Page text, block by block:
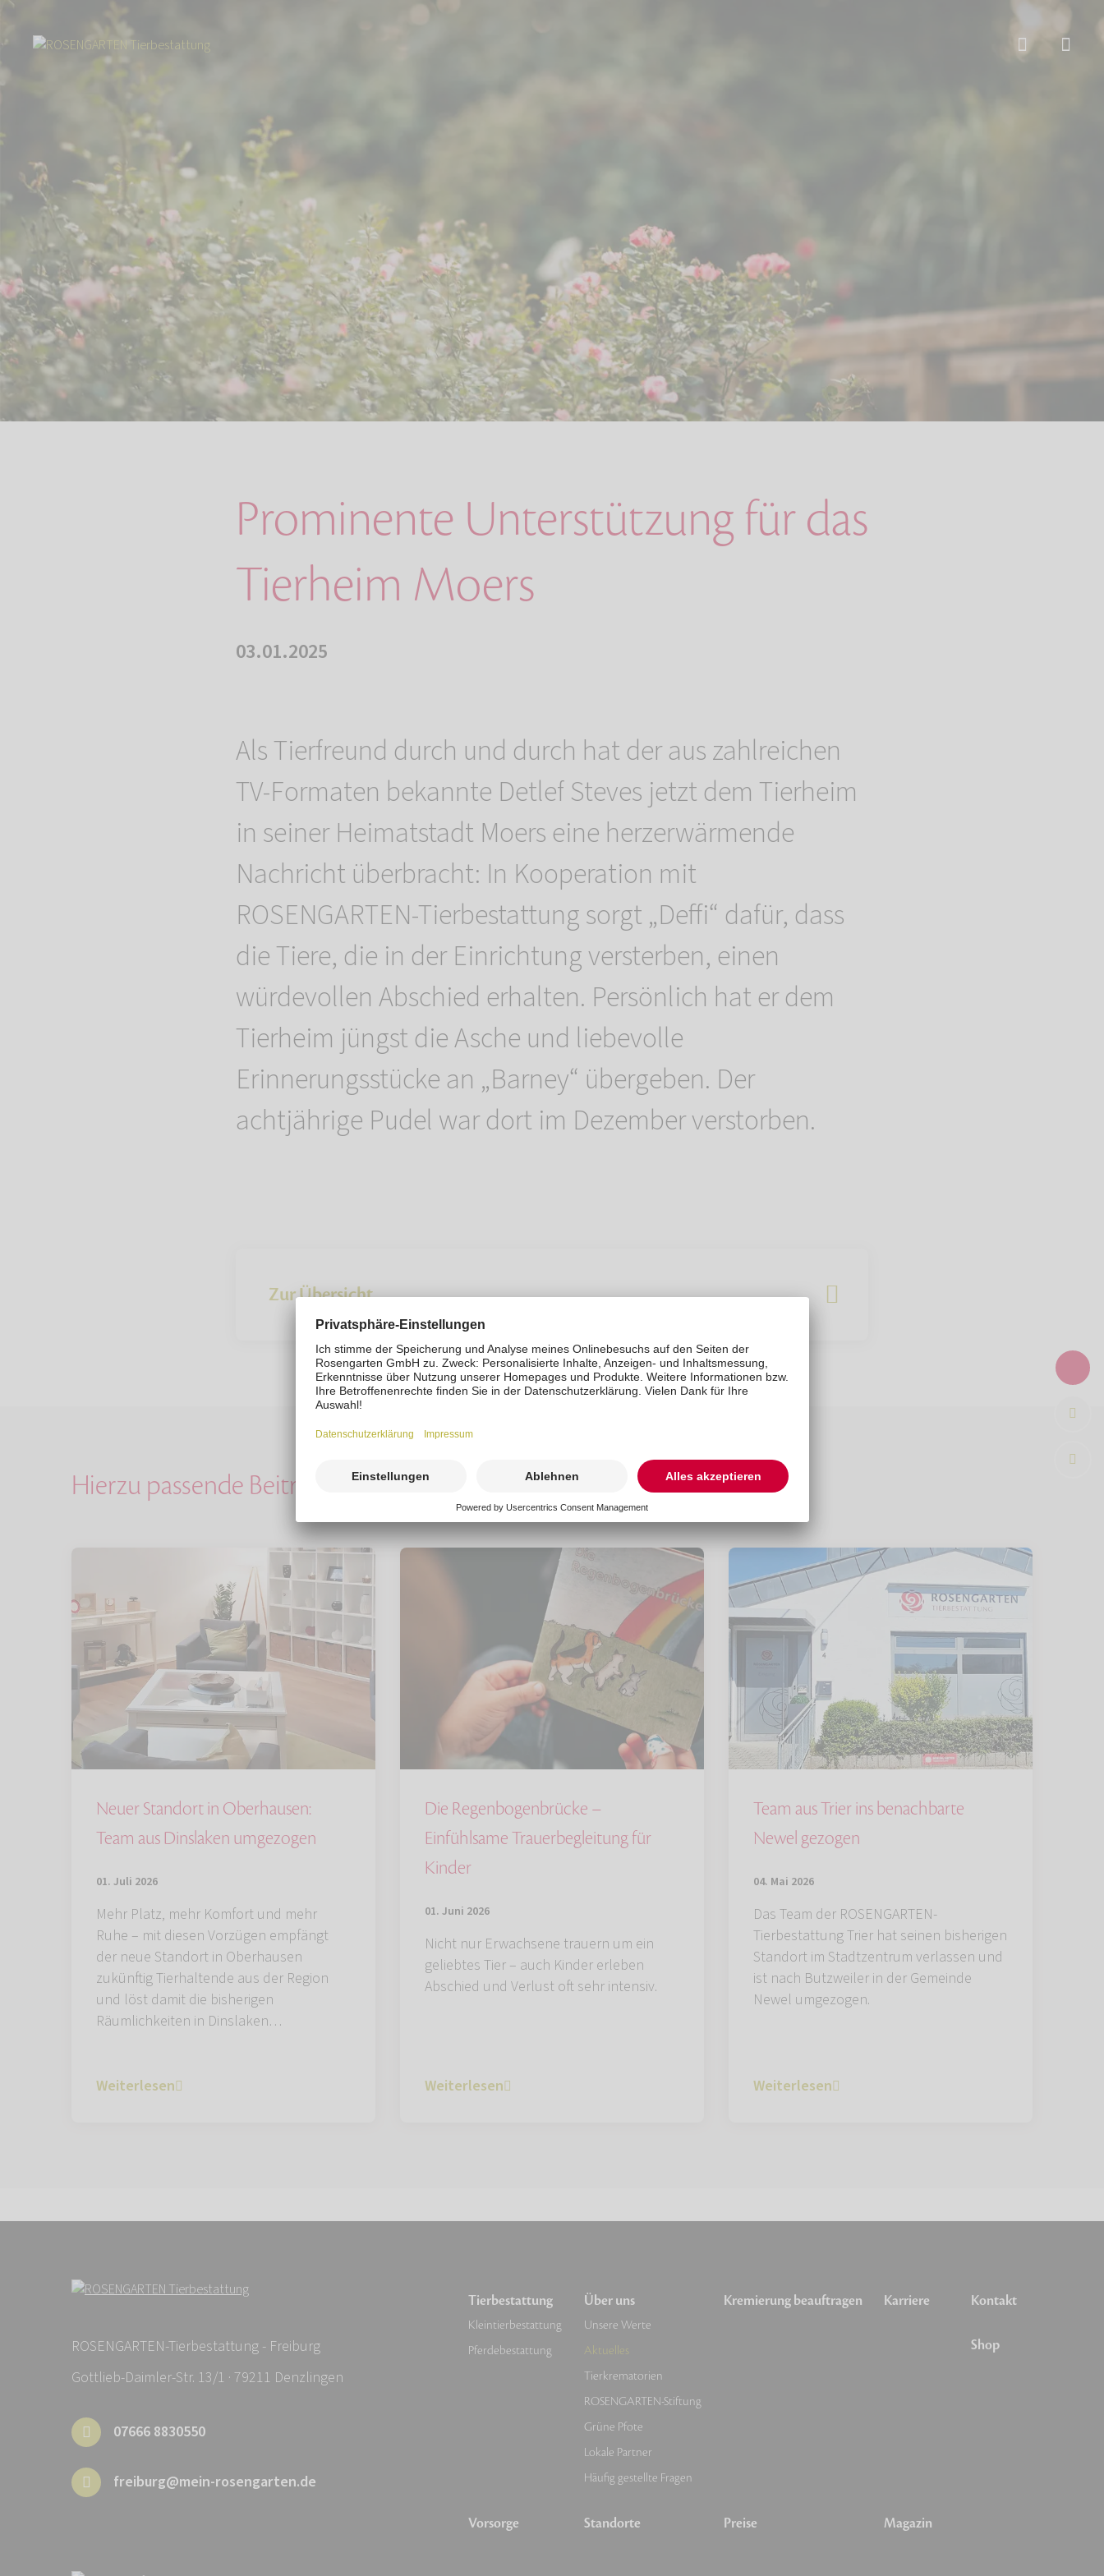
Prominente Unterstützung für das
Tierheim Moers
03.01.2025
Als Tierfreund durch und durch hat der aus zahlreichen
TV-Formaten bekannte Detlef Steves jetzt dem Tierheim
in seiner Heimatstadt Moers eine herzerwärmende
Nachricht überbracht: In Kooperation mit
ROSENGARTEN-Tierbestattung sorgt „Deffi“ dafür, dass
die Tiere, die in der Einrichtung versterben, einen
würdevollen Abschied erhalten. Persönlich hat er dem
Tierheim jüngst die Asche und liebevolle
Erinnerungsstücke an „Barney“ übergeben. Der
achtjährige Pudel war dort im Dezember verstorben.
Zur Übersicht
Hierzu passende Beiträge
Neuer Standort in Oberhausen:
Team aus Dinslaken umgezogen
01. Juli 2026
Mehr Platz, mehr Komfort und mehr
Ruhe – mit diesen Vorzügen empfängt
der neue Standort in Oberhausen
zukünftig Tierhaltende aus der Region
und löst damit die bisherigen
Räumlichkeiten in Dinslaken…
Weiterlesen
Die Regenbogenbrücke –
Einfühlsame Trauerbegleitung für
Kinder
01. Juni 2026
Nicht nur Erwachsene trauern um ein
geliebtes Tier – auch Kinder erleben
Abschied und Verlust oft sehr intensiv.
Weiterlesen
Team aus Trier ins benachbarte
Newel gezogen
04. Mai 2026
Das Team der ROSENGARTEN-
Tierbestattung Trier hat seinen bisherigen
Standort im Stadtzentrum verlassen und
ist nach Butzweiler in der Gemeinde
Newel umgezogen.
Weiterlesen
ROSENGARTEN-Tierbestattung - Freiburg
Gottlieb-Daimler-Str. 13/1 · 79211 Denzlingen
07666 8830550
freiburg@mein-rosengarten.de
Tierbestattung
Kleintierbestattung
Pferdebestattung
Vorsorge
Über uns
Unsere Werte
Aktuelles
Tierkrematorien
ROSENGARTEN-Stiftung
Grüne Pfote
Lokale Partner
Häufig gestellte Fragen
Standorte
Kremierung beauftragen
Preise
Karriere
Magazin
Kontakt
Shop